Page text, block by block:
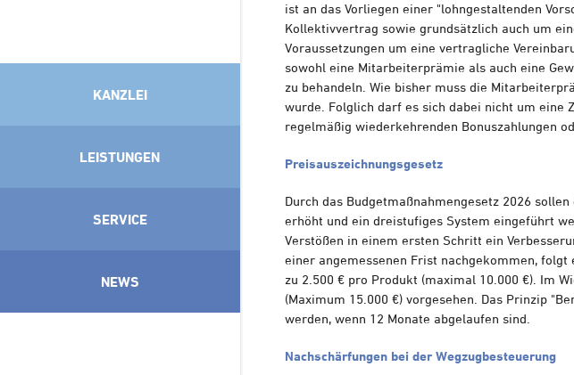
KANZLEI
LEISTUNGEN
SERVICE
NEWS
ist an das Vorliegen einer "lohngestaltenden
Kollektivvertrag sowie grundsätzlich auch um
Voraussetzungen um eine vertragliche
sowohl eine Mitarbeiterprämie als auch eine
zu behandeln. Wie bisher muss die
wurde. Folglich darf es sich dabei nicht um eine
regelmäßig wiederkehrenden Bonuszahlungen
Preisauszeichnungsgesetz
Durch das Budgetmaßnahmengesetz 2026
erhöht und ein dreistufiges System eingeführt
Verstößen in einem ersten Schritt ein
einer angemessenen Frist nachgekommen,
zu 2.500 € pro Produkt (maximal 10.000 €). Im
(Maximum 15.000 €) vorgesehen. Das Prinzip
werden, wenn 12 Monate abgelaufen sind.
Nachschärfungen bei der Wegzugbesteuerung